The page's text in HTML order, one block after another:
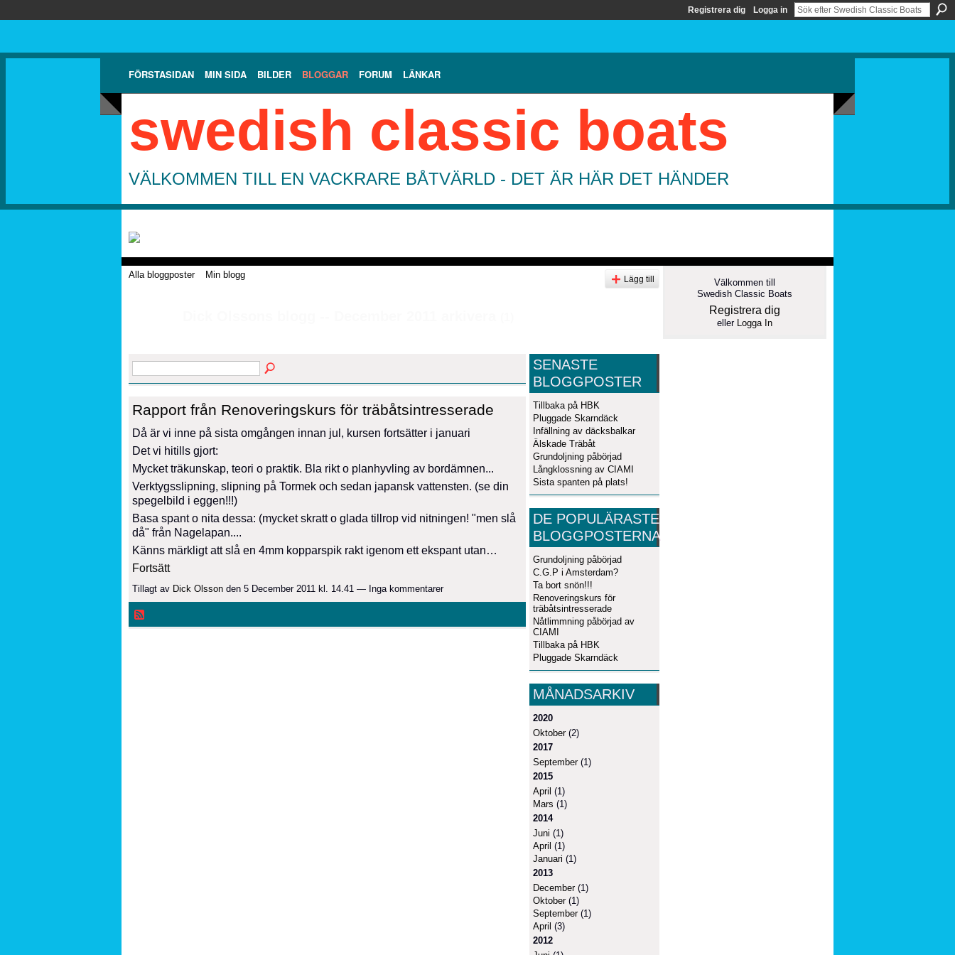
Registrera dig Logga in
FÖRSTASIDAN MIN SIDA BILDER BLOGGAR FORUM LÄNKAR
swedish classic boats
VÄLKOMMEN TILL EN VACKRARE BÅTVÄRLD - DET ÄR HÄR DET HÄNDER
Alla bloggposter Min blogg Lägg till
Rapport från Renoveringskurs för träbåtsintresserade
Då är vi inne på sista omgången innan jul, kursen fortsätter i januari
Det vi hitills gjort:
Mycket träkunskap, teori o praktik. Bla rikt o planhyvling av bordämnen...
Verktygsslipning, slipning på Tormek och sedan japansk vattensten. (se din
spegelbild i eggen!!!)
Basa spant o nita dessa: (mycket skratt o glada tillrop vid nitningen! "men slå
då" från Nagelapan....
Känns märkligt att slå en 4mm kopparspik rakt igenom ett ekspant utan…
Fortsätt
Tillagt av Dick Olsson den 5 December 2011 kl. 14.41 — Inga kommentarer
SENASTE
BLOGGPOSTER
Tillbaka på HBK
Pluggade Skarndäck
Infällning av däcksbalkar
Älskade Träbåt
Grundoljning påbörjad
Långklossning av CIAMI
Sista spanten på plats!
DE POPULÄRASTE
BLOGGPOSTERNA
Grundoljning påbörjad
C.G.P i Amsterdam?
Ta bort snön!!!
Renoveringskurs för
träbåtsintresserade
Nåtlimmning påbörjad av
CIAMI
Tillbaka på HBK
Pluggade Skarndäck
MÅNADSARKIV
2020
Oktober(2)
2017
September(1)
2015
April (1)
Mars (1)
2014
Juni (1)
April (1)
Januari (1)
2013
December(1)
Oktober(1)
September(1)
April (3)
2012
Välkommen till
Swedish Classic Boats
Registrera dig
eller Logga In